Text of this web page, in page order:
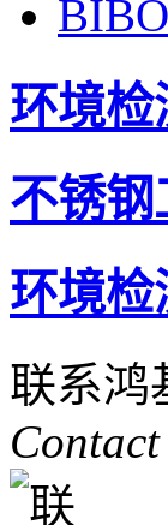
环境检
不锈钢
环境检
联系鸿